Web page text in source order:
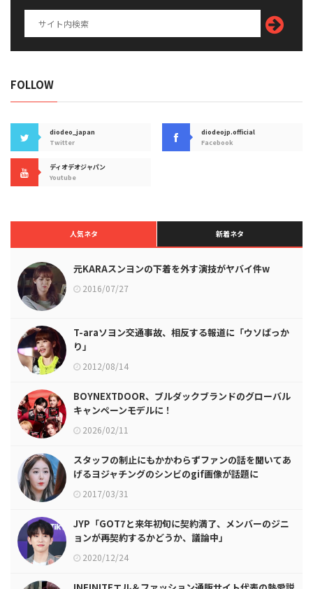
FOLLOW
diodeo_japan
Twitter
diodeojp.official
Facebook
ディオデオジャパン
Youtube
人気ネタ 新着ネタ
元KARAスンヨンの下着を外す演技がヤバイ件w
2016/07/27
T-araソヨン交通事故、相反する報道に「ウソばっか
り」
2012/08/14
BOYNEXTDOOR、ブルダックブランドのグローバル
キャンペーンモデルに！
2026/02/11
スタッフの制止にもかかわらずファンの話を聞いてあ
げるヨジャチングのシンビのgif画像が話題に
2017/03/31
JYP「GOT7と来年初旬に契約満了、メンバーのジニ
ョンが再契約するかどうか、議論中」
2020/12/24